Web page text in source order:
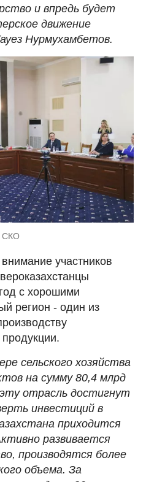
и впредь будет
движение
Нурмухамбетов.
СКО
участников
с хорошими
регион - один из
продукции.
сельского хозяйства
на сумму 80,4 млрд
отрасль достигнут
инвестиций в
приходится
развивается
производятся более
объема. За